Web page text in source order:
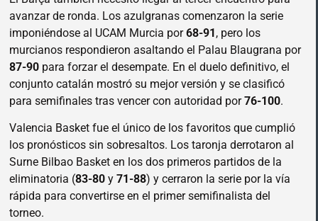
avanzar de ronda. Los azulgranas comenzaron la serie
imponiéndose al UCAM Murcia por68-91, pero los
murcianos respondieron asaltando el Palau Blaugrana por
87-90 para forzar el desempate. En el duelo definitivo, el
conjunto catalán mostró su mejor versión y se clasificó
para semifinales tras vencer con autoridad por76-100.
Valencia Basket fue el único de los favoritos que cumplió
los pronósticos sin sobresaltos. Los taronja derrotaron al
Surne Bilbao Basket en los dos primeros partidos de la
eliminatoria (83-80 y 71-88) y cerraron la serie por la vía
rápida para convertirse en el primer semifinalista del
torneo.